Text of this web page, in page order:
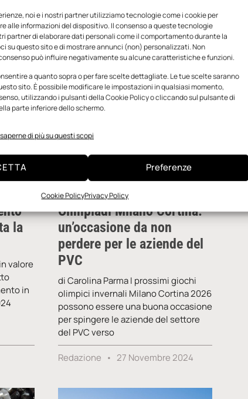
noi e i nostri partner utilizziamo tecnologie come i cookie per
alle informazioni del dispositivo. Il consenso a queste tecnologie
partner di elaborare dati personali come il comportamento durante la
su questo sito e di mostrare annunci (non) personalizzati. Non
può influire negativamente su alcune caratteristiche e funzioni.
a quanto sopra o per fare scelte dettagliate. Le tue scelte saranno
sito. È possibile modificare le impostazioni in qualsiasi momento,
utilizzando i pulsanti della Cookie Policy o cliccando sul pulsante di
parte inferiore dello schermo.
di più su questi scopi
Preferenze
Cookie PolicyPrivacy Policy
Redazione 3 Luglio 2025
la
valore
in
Olimpiadi Milano Cortina:
un’occasione da non
perdere per le aziende del
PVC
di Carolina Parma I prossimi giochi
olimpici invernali Milano Cortina 2026
possono essere una buona occasione
per spingere le aziende del settore
del PVC verso
Redazione 27 Novembre 2024